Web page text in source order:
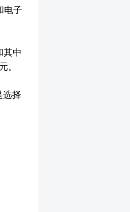
电子
其中
。
选择